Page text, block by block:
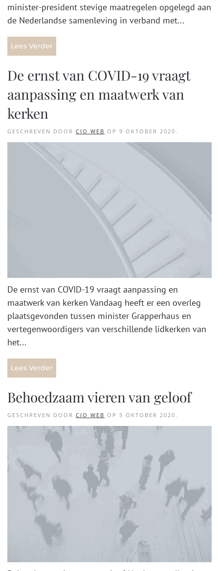
minister-president stevige maatregelen opgelegd aan
de Nederlandse samenleving in verband met...
Lees Verder
De ernst van COVID-19 vraagt
aanpassing en maatwerk van
kerken
GESCHREVEN DOOR CIO WEB OP 9 OKTOBER 2020 .
De ernst van COVID-19 vraagt aanpassing en
maatwerk van kerken Vandaag heeft er een overleg
plaatsgevonden tussen minister Grapperhaus en
vertegenwoordigers van verschillende lidkerken van
het...
Lees Verder
Behoedzaam vieren van geloof
GESCHREVEN DOOR CIO WEB OP 5 OKTOBER 2020 .